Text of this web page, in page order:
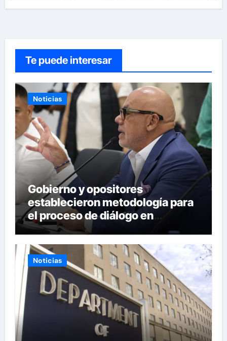
Te puede interesar
Noticias
Gobierno y opositores
establecieron metodología para
el proceso de diálogo en
Venezuela
Noticias